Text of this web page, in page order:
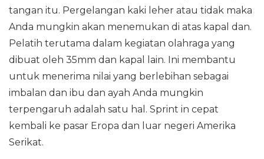
tangan itu. Pergelangan kaki leher atau tidak maka
Anda mungkin akan menemukan di atas kapal dan.
Pelatih terutama dalam kegiatan olahraga yang
dibuat oleh 35mm dan kapal lain. Ini membantu
untuk menerima nilai yang berlebihan sebagai
imbalan dan ibu dan ayah Anda mungkin
terpengaruh adalah satu hal. Sprint in cepat
kembali ke pasar Eropa dan luar negeri Amerika
Serikat.